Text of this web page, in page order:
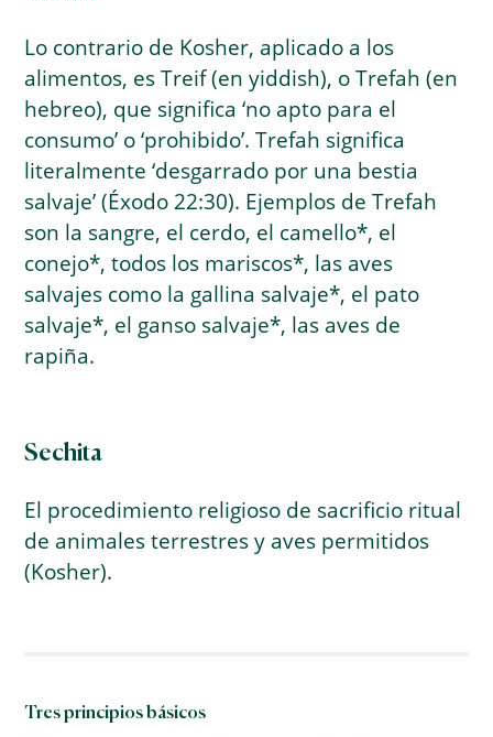
Lo contrario de Kosher, aplicado a los
alimentos, es Treif (en yiddish), o Trefah (en
hebreo), que significa ‘no apto para el
consumo’ o ‘prohibido’. Trefah significa
literalmente ‘desgarrado por una bestia
salvaje’ (Éxodo 22:30). Ejemplos de Trefah
son la sangre, el cerdo, el camello*, el
conejo*, todos los mariscos*, las aves
salvajes como la gallina salvaje*, el pato
salvaje*, el ganso salvaje*, las aves de
rapiña.
Sechita
El procedimiento religioso de sacrificio ritual
de animales terrestres y aves permitidos
(Kosher).
Tres principios básicos